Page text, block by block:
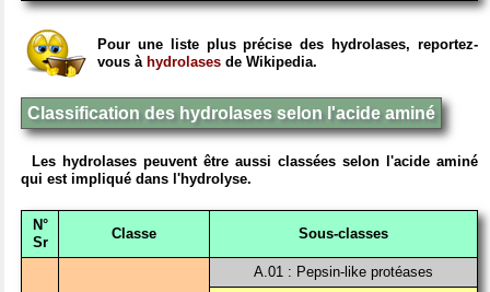
Pour une liste plus précise des hydrolases, reportez-
vous à hydrolases de Wikipedia.
Classification des hydrolases selon l'acide aminé
Les hydrolases peuvent être aussi classées selon l'acide aminé
qui est impliqué dans l'hydrolyse.
N°
Sr
Classe Sous-classes
A.01 : Pepsin-like protéases